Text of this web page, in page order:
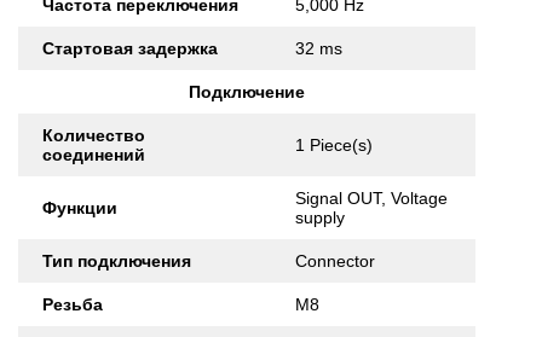
Частота переключения 5,000 Hz
Стартовая задержка 32 ms
Подключение
Количество
соединений
1 Piece(s)
Функции
Signal OUT, Voltage
supply
Тип подключения Connector
Резьба M8